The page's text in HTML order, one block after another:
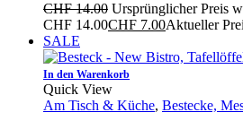
CHF14.00 Ursprünglicher Preis
CHF 14.00CHF 7.00Aktueller
SALE
In den Warenkorb
Quick View
Am Tisch & Küche, Bestecke,